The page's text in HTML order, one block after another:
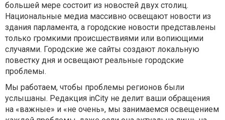
большей мере состоит из новостей двух столиц.
Национальные медиа массивно освещают новости из
здания парламента, а городские новости представлены
только громкими происшествиями или вопиющими
случаями. Городские же сайты создают локальную
повестку дня и освещают реальные городские
проблемы.
Мы работаем, чтобы проблемы регионов были
услышаны. Редакция inСity не делит ваши обращения
на «важные» и «не очень», мы занимаемся освещением